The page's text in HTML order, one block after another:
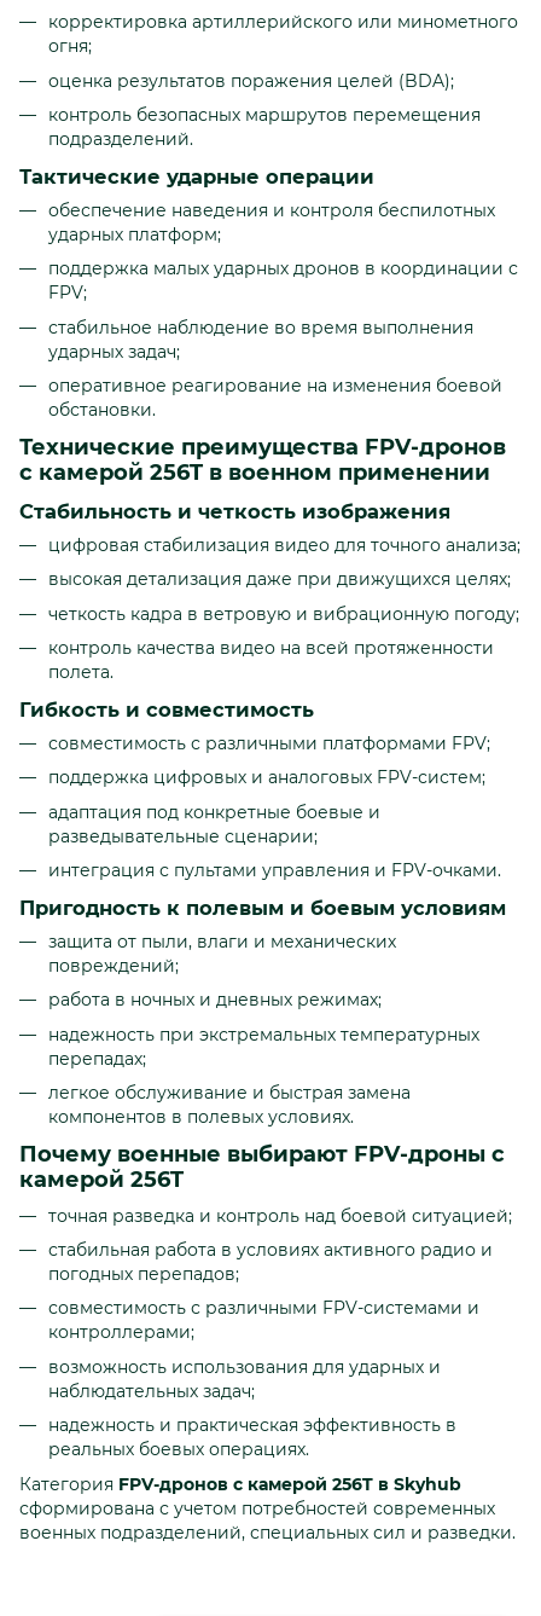
корректировка артиллерийского или минометного
огня;
оценка результатов поражения целей (BDA);
контроль безопасных маршрутов перемещения
подразделений.
Тактические ударные операции
обеспечение наведения и контроля беспилотных
ударных платформ;
поддержка малых ударных дронов в координации с
FPV;
стабильное наблюдение во время выполнения
ударных задач;
оперативное реагирование на изменения боевой
обстановки.
Технические преимущества FPV-дронов
с камерой 256T в военном применении
Стабильность и четкость изображения
цифровая стабилизация видео для точного анализа;
высокая детализация даже при движущихся целях;
четкость кадра в ветровую и вибрационную погоду;
контроль качества видео на всей протяженности
полета.
Гибкость и совместимость
совместимость с различными платформами FPV;
поддержка цифровых и аналоговых FPV-систем;
адаптация под конкретные боевые и
разведывательные сценарии;
интеграция с пультами управления и FPV-очками.
Пригодность к полевым и боевым условиям
защита от пыли, влаги и механических
повреждений;
работа в ночных и дневных режимах;
надежность при экстремальных температурных
перепадах;
легкое обслуживание и быстрая замена
компонентов в полевых условиях.
Почему военные выбирают FPV-дроны с
камерой 256T
точная разведка и контроль над боевой ситуацией;
стабильная работа в условиях активного радио и
погодных перепадов;
совместимость с различными FPV-системами и
контроллерами;
возможность использования для ударных и
наблюдательных задач;
надежность и практическая эффективность в
реальных боевых операциях.
Категория FPV-дронов с камерой 256T в Skyhub
сформирована с учетом потребностей современных
военных подразделений, специальных сил и разведки.